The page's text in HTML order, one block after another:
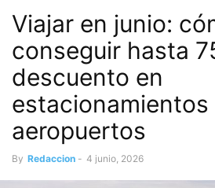
Viajar en junio:
conseguir hasta
descuento en
estacionamientos
aeropuertos
By Redaccion - 4 junio, 2026